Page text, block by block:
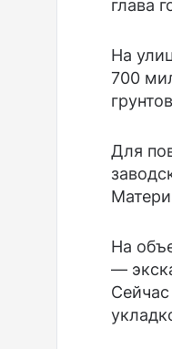
глава
На
700
Для
На
—